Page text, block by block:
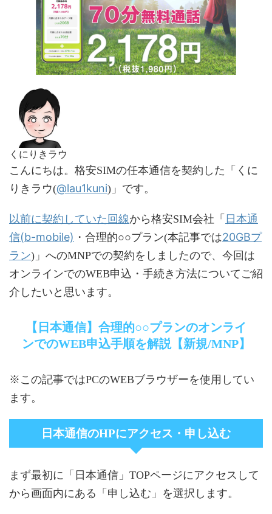
くにりきラウ
こんにちは。格安SIMの任本通信を契約した「くに
りきラウ(@lau1kuni)」です。
以前に契約していた回線から格安SIM会社「 日本通
信(b-mobile) ・合理的○○プラン(本記事では20GBプ
ラン)」へのMNPでの契約をしましたので、今回は
オンラインでのWEB申込・手続き方法についてご紹
介したいと思います。
【日本通信】合理的○○プランのオンライ
ンでのWEB申込手順を解説【新規/MNP】
※この記事ではPCのWEBブラウザーを使用してい
ます。
日本通信のHPにアクセス・申し込む
まず最初に「日本通信」TOPページにアクセスして
から画面内にある「申し込む」を選択します。